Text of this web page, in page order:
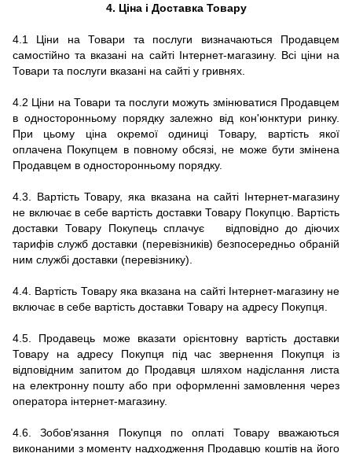
4. Ціна і Доставка Товару
4.1 Ціни на Товари та послуги визначаються Продавцем
самостійно та вказані на сайті Інтернет-магазину. Всі ціни на
Товари та послуги вказані на сайті у гривнях.
4.2 Ціни на Товари та послуги можуть змінюватися Продавцем
в односторонньому порядку залежно від кон'юнктури ринку.
При цьому ціна окремої одиниці Товару, вартість якої
оплачена Покупцем в повному обсязі, не може бути змінена
Продавцем в односторонньому порядку.
4.3. Вартість Товару, яка вказана на сайті Інтернет-магазину
не включає в себе вартість доставки Товару Покупцю. Вартість
доставки Товару Покупець сплачує відповідно до діючих
тарифів служб доставки (перевізників) безпосередньо обраній
ним службі доставки (перевізнику).
4.4. Вартість Товару яка вказана на сайті Інтернет-магазину не
включає в себе вартість доставки Товару на адресу Покупця.
4.5.
Продавець може вказати орієнтовну вартість доставки
Товару на адресу Покупця під час звернення Покупця із
відповідним запитом до Продавця шляхом надіслання листа
на електронну пошту або при оформленні замовлення через
оператора інтернет-магазину.
4.6.
Зобов'язання Покупця по оплаті Товару вважаються
виконаними з моменту надходження Продавцю коштів на його